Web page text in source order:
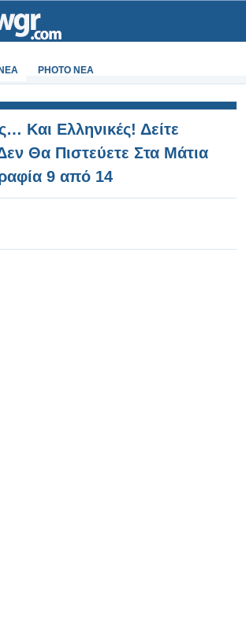
PHOTO NEA
Και Ελληνικές! Δείτε
Θα Πιστεύετε Στα Μάτια
9 από 14